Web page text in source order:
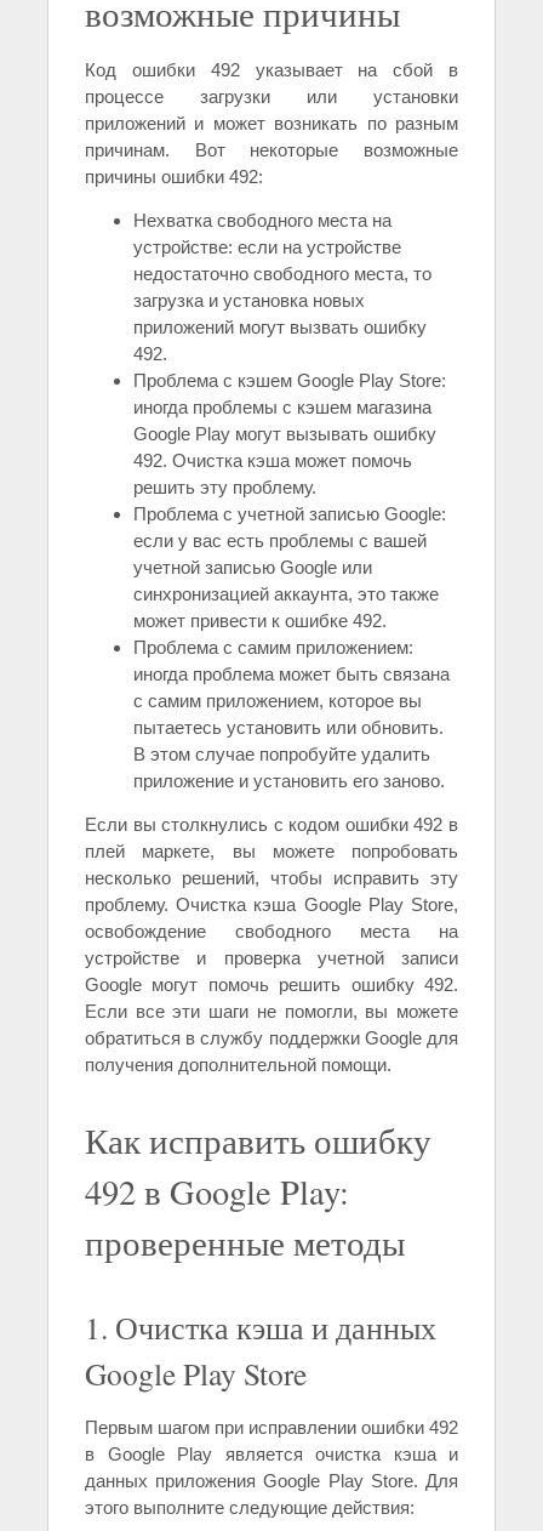
возможные причины
Код ошибки 492 указывает на сбой в
процессе загрузки или установки
приложений и может возникать по разным
причинам. Вот некоторые возможные
причины ошибки 492:
Нехватка свободного места на
устройстве: если на устройстве
недостаточно свободного места, то
загрузка и установка новых
приложений могут вызвать ошибку
492.
Проблема с кэшем Google Play Store:
иногда проблемы с кэшем магазина
Google Play могут вызывать ошибку
492. Очистка кэша может помочь
решить эту проблему.
Проблема с учетной записью Google:
если у вас есть проблемы с вашей
учетной записью Google или
синхронизацией аккаунта, это также
может привести к ошибке 492.
Проблема с самим приложением:
иногда проблема может быть связана
с самим приложением, которое вы
пытаетесь установить или обновить.
В этом случае попробуйте удалить
приложение и установить его заново.
Если вы столкнулись с кодом ошибки 492 в
плей маркете, вы можете попробовать
несколько решений, чтобы исправить эту
проблему. Очистка кэша Google Play Store,
освобождение свободного места на
устройстве и проверка учетной записи
Google могут помочь решить ошибку 492.
Если все эти шаги не помогли, вы можете
обратиться в службу поддержки Google для
получения дополнительной помощи.
Как исправить ошибку
492 в Google Play:
проверенные методы
1. Очистка кэша и данных
Google Play Store
Первым шагом при исправлении ошибки 492
в Google Play является очистка кэша и
данных приложения Google Play Store. Для
этого выполните следующие действия: